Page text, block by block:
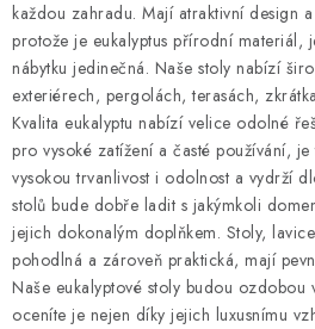
Kontakty Moje objednávka
Obchodní podmínky
Podmínky
Reklamace
Formulář odstoupení od
Nákup na splátky ESSOX
každou zahradu. Mají atraktivní design
protože je eukalyptus přírodní materiál,
nábytku jedinečná. Naše stoly nabízí
exteriérech, pergolách, terasách,
Kvalita eukalyptu nabízí velice odolné
pro vysoké zatížení a časté používání,
vysokou trvanlivost i odolnost a vydrží
stolů bude dobře ladit s jakýmkoli
jejich dokonalým doplňkem. Stoly,
pohodlná a zároveň praktická, mají
Naše eukalyptové stoly budou ozdobou
oceníte je nejen díky jejich luxusnímu